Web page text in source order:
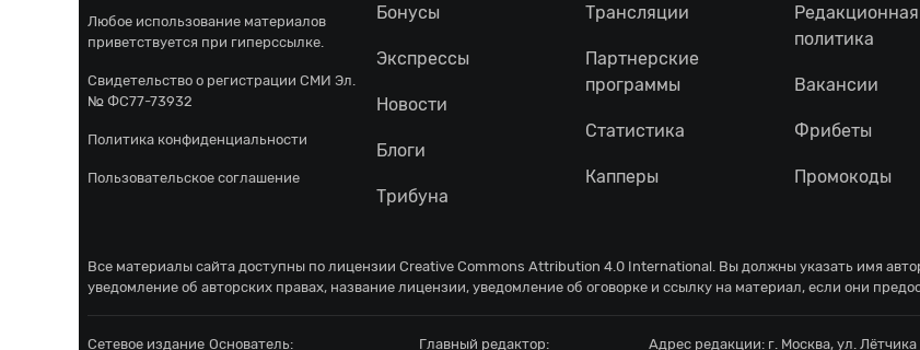
Любое использование материалов
приветствуется при гиперссылке.
Свидетельство о регистрации СМИ Эл.
№ ФС77-73932
Политика конфиденциальности
Пользовательское соглашение
Бонусы
Экспрессы
Новости
Блоги
Трибуна
Трансляции
Партнерские
программы
Статистика
Капперы
Редакционная
политика
Вакансии
Фрибеты
Промокоды
Все материалы сайта доступны по лицензии Creative Commons Attribution 4.0 International . Вы должны указать имя
уведомление об авторских правах, название лицензии, уведомление об оговорке и ссылку на материал, если они
Сетевое издание Основатель: Главный редактор: Адрес редакции: г. Москва, ул.